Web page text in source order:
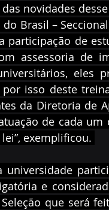
novidades
Brasil –
participação de
assessoria de
eles
isso deste
da Diretoria de
de cada um
exemplificou.
universidade
e
que será